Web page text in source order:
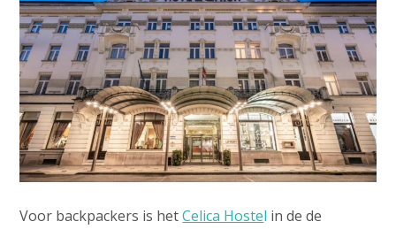
Voor backpackers is hetCelica Hostel in de de